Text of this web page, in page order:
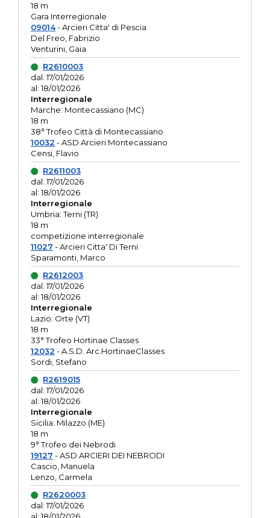
18 m
Gara Interregionale
09014- Arcieri Citta' di Pescia
Del Freo, Fabrizio
Venturini, Gaia
R2610003
dal: 17/01/2026
al: 18/01/2026
Interregionale
Marche: Montecassiano (MC)
18 m
38° Trofeo Città di Montecassiano
10032 - ASD Arcieri Montecassiano
Censi, Flavio
R2611003
dal: 17/01/2026
al: 18/01/2026
Interregionale
Umbria: Terni (TR)
18 m
competizione interregionale
11027 - Arcieri Citta' Di Terni
Sparamonti, Marco
R2612003
dal: 17/01/2026
al: 18/01/2026
Interregionale
Lazio: Orte (VT)
18 m
33° Trofeo Hortinae Classes
12032 - A.S.D. Arc.HortinaeClasses
Sordi, Stefano
R2619015
dal: 17/01/2026
al: 18/01/2026
Interregionale
Sicilia: Milazzo (ME)
18 m
9° Trofeo dei Nebrodi
19127 - ASD ARCIERI DEI NEBRODI
Cascio, Manuela
Lenzo, Carmela
R2620003
dal: 17/01/2026